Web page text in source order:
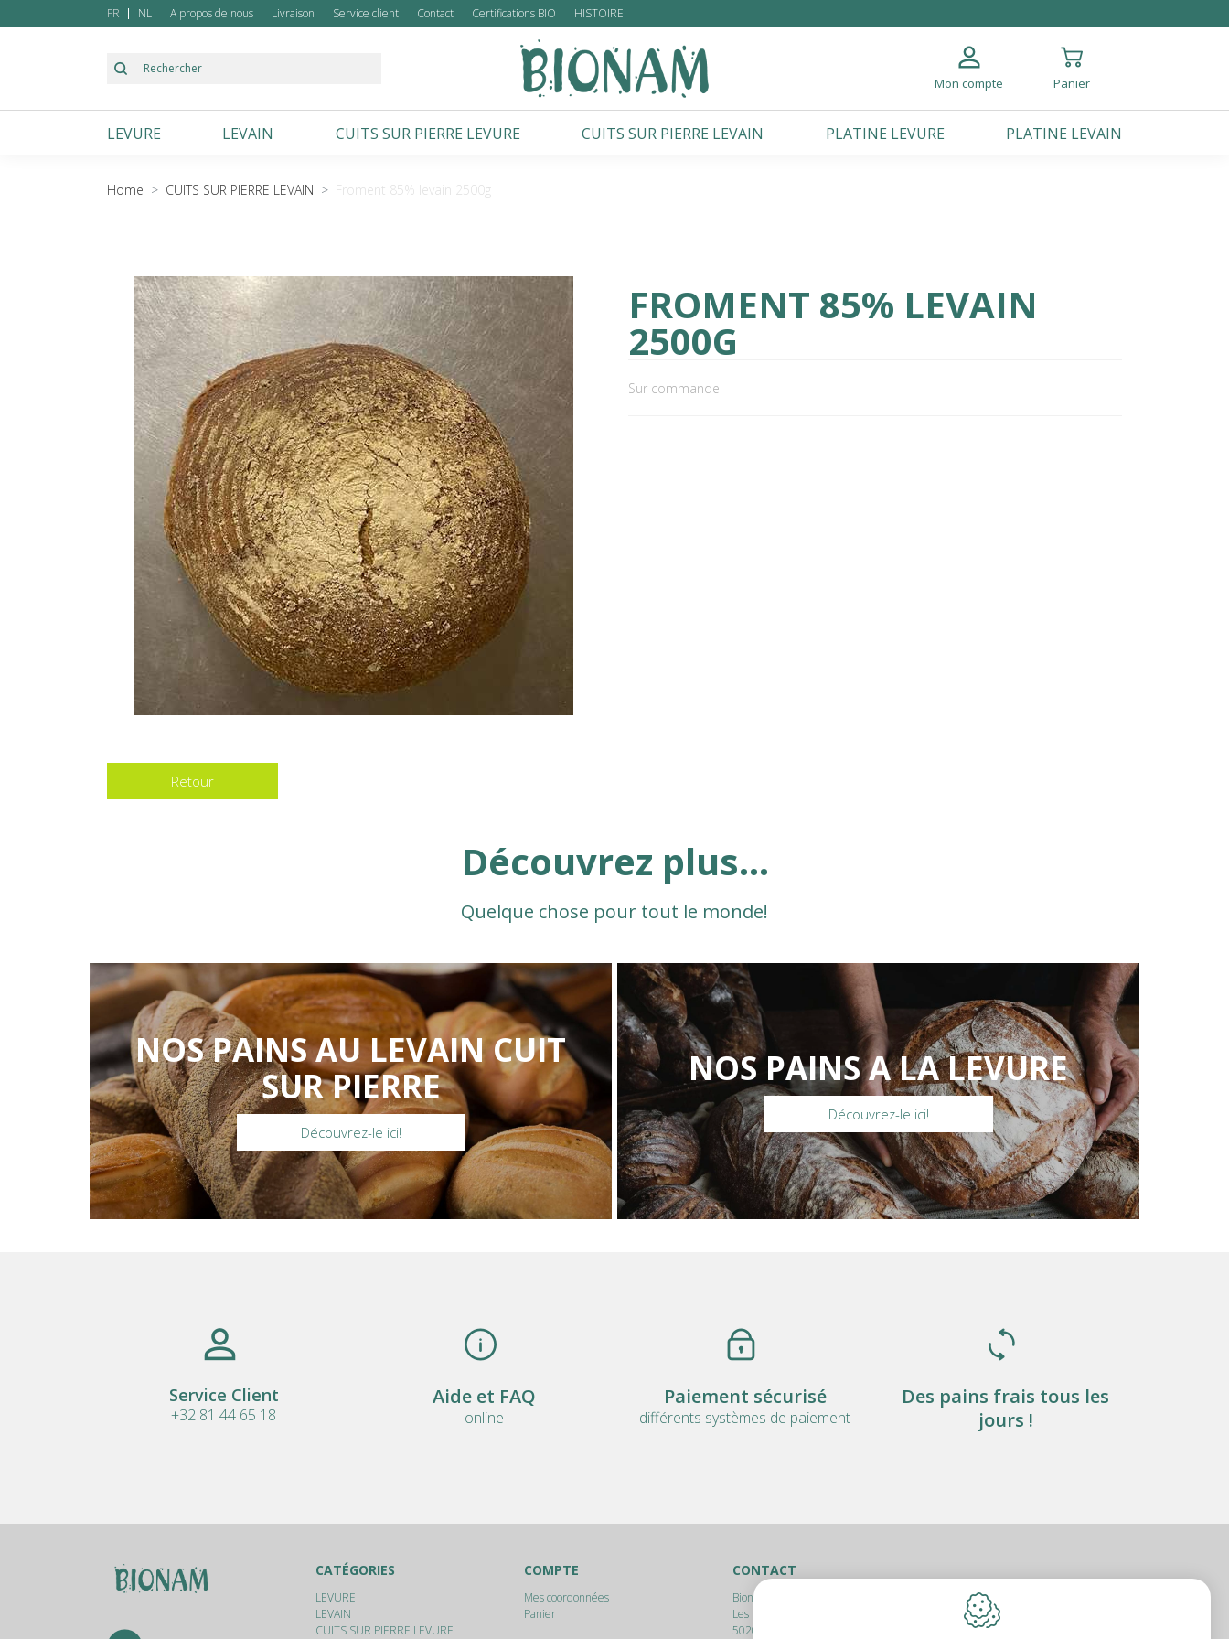
FR NL A propos de nous Livraison Service client Contact Certifications BIO HISTOIRE
Mon compte Panier
LEVURE
Froment Autres
LEVAIN CUITS SUR PIERRE LEVURE CUITS SUR PIERRE LEVAIN
Froment
PLATINE LEVURE PLATINE LEVAIN
Home CUITS SUR PIERRE LEVAIN Froment 85% levain 2500g
FROMENT 85% LEVAIN
2500G
Sur commande
Retour
Découvrez plus...
Quelque chose pour tout le monde!
NOS PAINS AU LEVAIN CUIT
SUR PIERRE
Découvrez-le ici!
NOS PAINS A LA LEVURE
Découvrez-le ici!
Service Client
+32 81 44 65 18
Aide et FAQ
online
Paiement sécurisé
différents systèmes de paiement
Des pains frais tous les
jours !
CATÉGORIES
LEVURE
LEVAIN
CUITS SUR PIERRE LEVURE
COMPTE
Mes coordonnées
Panier
CONTACT
Bionam srl
Les Marlères, 17
5020